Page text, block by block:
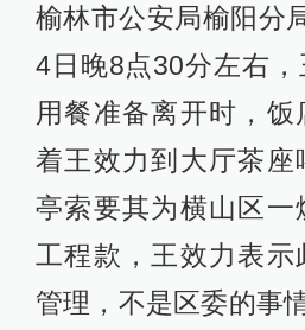
榆林市公安局榆阳分
4日晚8点30分左右
用餐准备离开时，饭
着王效力到大厅茶座
亭索要其为横山区一
工程款，王效力表示
管理，不是区委的事